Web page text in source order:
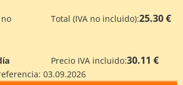
Total (IVA no incluido):25.30 €
Precio IVA incluido:30.11 €
03.09.2026